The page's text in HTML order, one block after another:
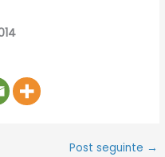
Post seguinte →